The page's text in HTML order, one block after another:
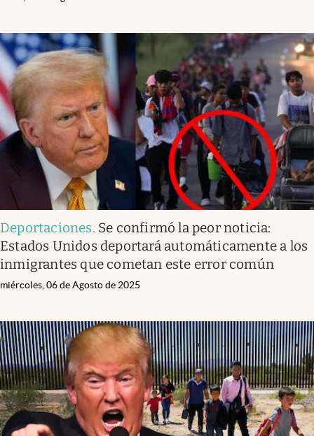
Deportaciones. Se confirmó la peor noticia:
Estados Unidos deportará automáticamente a los
inmigrantes que cometan este error común
miércoles, 06 de Agosto de 2025